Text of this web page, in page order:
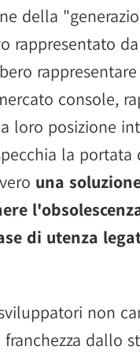
della
rappresentato
console,
loro posizione
la portata
una
di utenza
non
dallo